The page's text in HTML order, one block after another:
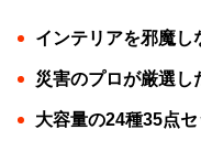
インテリアを邪魔し
災害のプロが厳選し
大容量の24種35点セ